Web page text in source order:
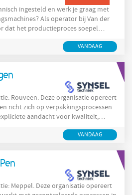
Als operator bij Van der
dat het productieproces soepel
en ondersteunt waar nodig bij
Je werkt onder andere met
VANDAAG
richt zich op verpakkingsprocessen
aandacht voor kwaliteit,
In Rouveen wordt gewerkt in een
met moderne
de mogelijkheid om
VANDAAG